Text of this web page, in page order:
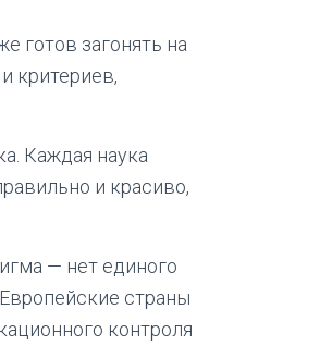
готов загонять на
критериев,
Каждая наука
и красиво,
— нет единого
страны
контроля